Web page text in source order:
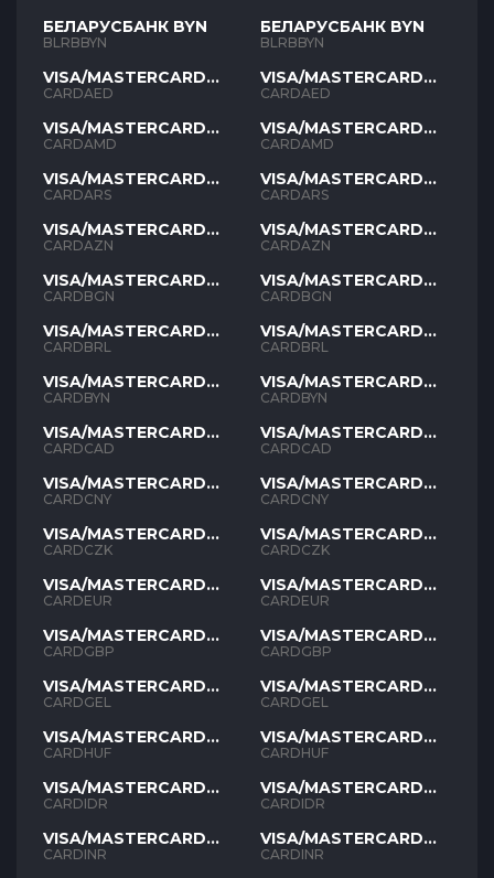
БЕЛАРУСБАНК BYN
BLRBBYN
VISA/MASTERCARD
AED
CARDAED
VISA/MASTERCARD
AMD
CARDAMD
VISA/MASTERCARD
ARS
CARDARS
VISA/MASTERCARD
AZN
CARDAZN
VISA/MASTERCARD
BGN
CARDBGN
VISA/MASTERCARD
BRL
CARDBRL
VISA/MASTERCARD
BYN
CARDBYN
VISA/MASTERCARD
CAD
CARDCAD
VISA/MASTERCARD
CNY
CARDCNY
VISA/MASTERCARD
CZK
CARDCZK
VISA/MASTERCARD
EUR
CARDEUR
VISA/MASTERCARD
GBP
CARDGBP
VISA/MASTERCARD
GEL
CARDGEL
VISA/MASTERCARD
HUF
CARDHUF
VISA/MASTERCARD
IDR
CARDIDR
VISA/MASTERCARD
INR
CARDINR
БЕЛАРУСБАНК BYN
BLRBBYN
VISA/MASTERCARD
AED
CARDAED
VISA/MASTERCARD
AMD
CARDAMD
VISA/MASTERCARD
ARS
CARDARS
VISA/MASTERCARD
AZN
CARDAZN
VISA/MASTERCARD
BGN
CARDBGN
VISA/MASTERCARD
BRL
CARDBRL
VISA/MASTERCARD
BYN
CARDBYN
VISA/MASTERCARD
CAD
CARDCAD
VISA/MASTERCARD
CNY
CARDCNY
VISA/MASTERCARD
CZK
CARDCZK
VISA/MASTERCARD
EUR
CARDEUR
VISA/MASTERCARD
GBP
CARDGBP
VISA/MASTERCARD
GEL
CARDGEL
VISA/MASTERCARD
HUF
CARDHUF
VISA/MASTERCARD
IDR
CARDIDR
VISA/MASTERCARD
INR
CARDINR